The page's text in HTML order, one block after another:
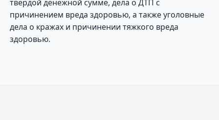
твердой денежной сумме, дела о ДТП с
причинением вреда здоровью, а также уголовные
дела о кражах и причинении тяжкого вреда
здоровью.